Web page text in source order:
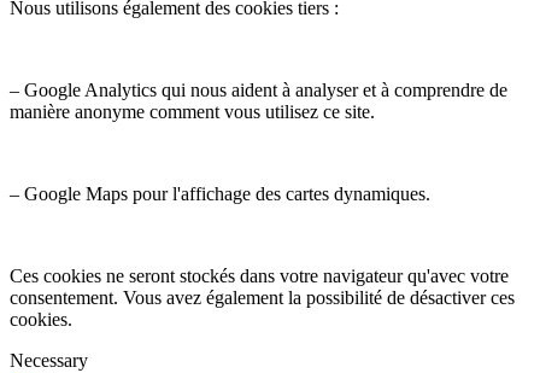
Nous utilisons également des cookies tiers :
– Google Analytics qui nous aident à analyser et à comprendre de
manière anonyme comment vous utilisez ce site.
– Google Maps pour l'affichage des cartes dynamiques.
Ces cookies ne seront stockés dans votre navigateur qu'avec votre
consentement. Vous avez également la possibilité de désactiver ces
cookies.
Necessary